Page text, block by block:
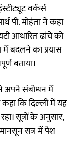
वर्कर्स
पी. मोहंता ने कहा
आधारित ढांचे को
बदलने का प्रयास
बताया।
अपने संबोधन में
कि दिल्ली में यह
सूत्रों के अनुसार,
सत्र में पेश